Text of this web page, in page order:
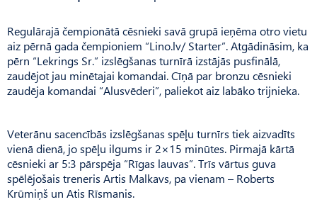
Regulārajā čempionātā cēsnieki savā grupā ieņēma otro vietu
aiz pērnā gada čempioniem “Lino.lv/ Starter”. Atgādināsim, ka
pērn “Lekrings Sr.” izslēgšanas turnīrā izstājās pusfinālā,
zaudējot jau minētajai komandai. Cīņā par bronzu cēsnieki
zaudēja komandai “Alusvēderi”, paliekot aiz labāko trijnieka.
Veterānu sacencībās izslēgšanas spēļu turnīrs tiek aizvadīts
vienā dienā, jo spēļu ilgums ir 2×15 minūtes. Pirmajā kārtā
cēsnieki ar 5:3 pārspēja “Rīgas lauvas”. Trīs vārtus guva
spēlējošais treneris Artis Malkavs, pa vienam – Roberts
Krūmiņš un Atis Rīsmanis.